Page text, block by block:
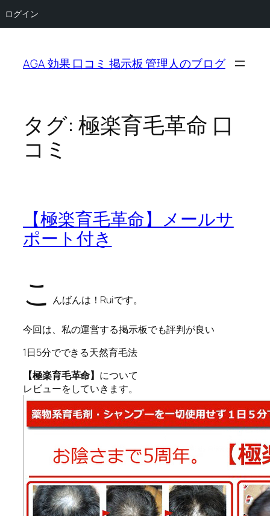
ログイン
AGA 効果 口コミ 掲示板 管理人のブログ
タグ: 極楽育毛革命 口
コミ
【極楽育毛革命】メールサ
ポート付き
こ んばんは！Ruiです。
今回は、私の運営する掲示板でも評判が良い
1日5分でできる天然育毛法
【極楽育毛革命】 について
レビューをしていきます。